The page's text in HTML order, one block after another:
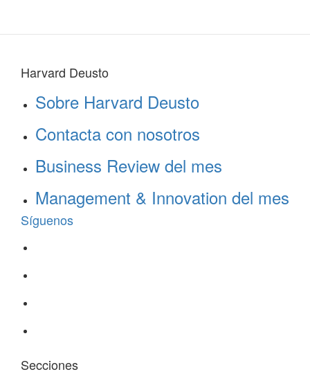
Harvard Deusto
Sobre Harvard Deusto
Contacta con nosotros
Business Review del mes
Management & Innovation del mes
Síguenos
Secciones